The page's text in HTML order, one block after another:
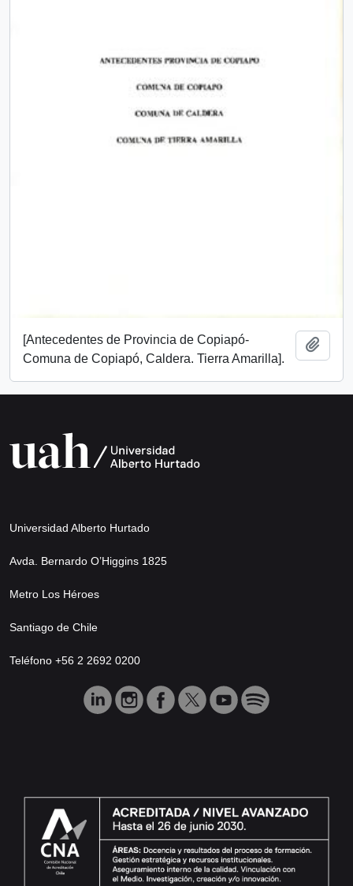
[Antecedentes de Provincia de Copiapó-
Comuna de Copiapó, Caldera. Tierra Amarilla].
Universidad Alberto Hurtado
Avda. Bernardo O’Higgins 1825
Metro Los Héroes
Santiago de Chile
Teléfono +56 2 2692 0200